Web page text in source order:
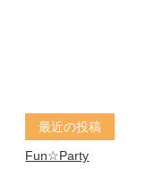
最近の投稿
Fun☆Party